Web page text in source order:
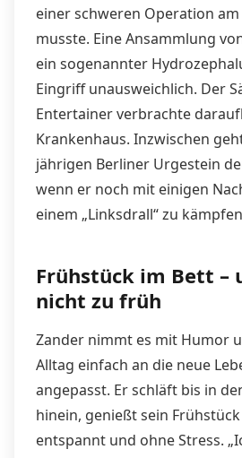
einer schweren Operation
musste. Eine Ansammlung
ein sogenannter
Eingriff unausweichlich. Der
Entertainer verbrachte
Krankenhaus. Inzwischen
jährigen Berliner Urgestein
wenn er noch mit einigen
einem „Linksdrall“ zu
Frühstück im Bett –
nicht zu früh
Zander nimmt es mit Humor
Alltag einfach an die neue
angepasst. Er schläft bis in
hinein, genießt sein
entspannt und ohne Stress.